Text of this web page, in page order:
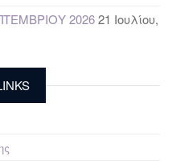
202621 Ιουλίου,